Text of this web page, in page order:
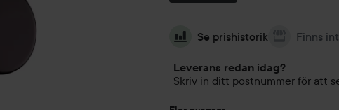
Se prishistorik Finns
Leverans redan idag?
Skriv in ditt postnummer för att